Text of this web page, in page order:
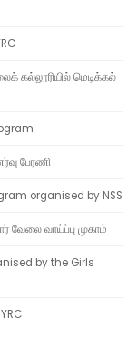
கல்லூரியில் மெடிக்கல்
பேரணி
organised by NSS
வேலை வாய்ப்பு முகாம்
by the Girls